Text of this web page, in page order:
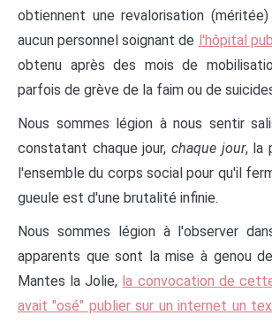
obtiennent une revalorisation
aucun personnel soignant de l'hôpital
obtenu après des mois de
parfois de grève de la faim ou de
Nous sommes légion à nous sentir
constatant chaque jour, chaque jour, la
l'ensemble du corps social pour qu'il
gueule est d'une brutalité infinie.
Nous sommes légion à l'observer
apparents que sont la mise à genou
Mantes la Jolie, la convocation de
avait "osé" publier sur un internet un